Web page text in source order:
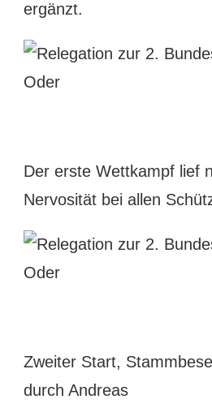
ergänzt.
Der erste Wettkampf lief
Nervosität bei allen
Zweiter Start,
durch Andreas